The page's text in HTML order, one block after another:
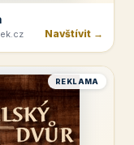
Navštívit →
REKLAMA